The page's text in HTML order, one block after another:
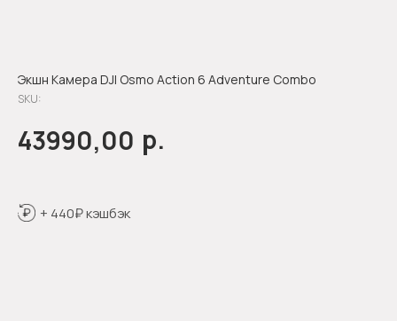
Экшн Камера DJI Osmo Action 6 Adventure Combo
SKU:
43990,00 р.
+ 440₽ кэшбэк